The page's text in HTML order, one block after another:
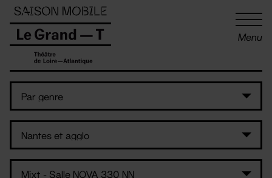
Menu
Panneau de gestion des cookies